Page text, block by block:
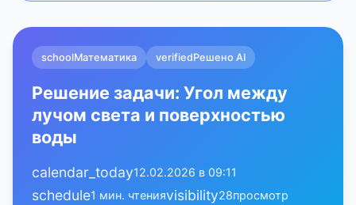
schoolМатематика verifiedРешено AI
Решение задачи: Угол между
лучом света и поверхностью
воды
calendar_today12.02.2026 в 09:11
schedule1 мин. чтенияvisibility28просмотр